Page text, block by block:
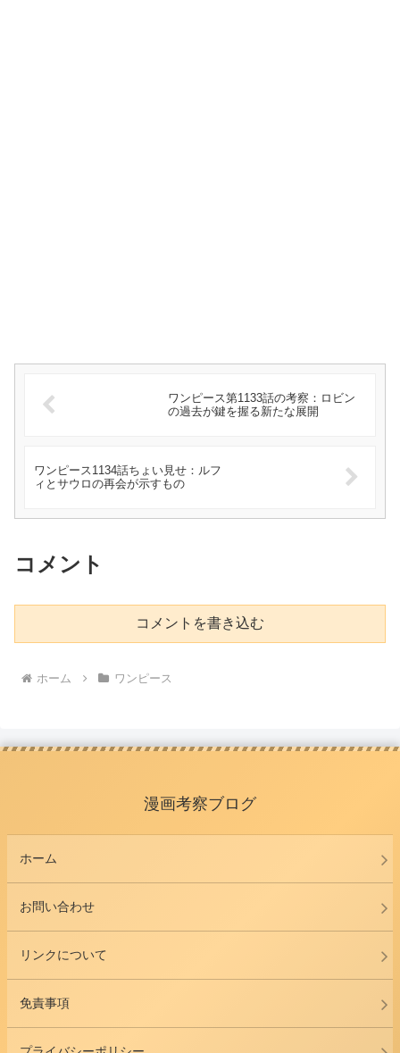
ワンピース第1133話の考察：ロビン
の過去が鍵を握る新たな展開
ワンピース1134話ちょい見せ：ルフ
ィとサウロの再会が示すもの
コメント
コメントを書き込む
ホーム ワンピース
漫画考察ブログ
ホーム
お問い合わせ
リンクについて
免責事項